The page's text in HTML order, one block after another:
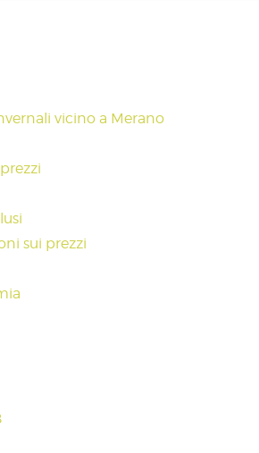
vicino a Merano
sui prezzi